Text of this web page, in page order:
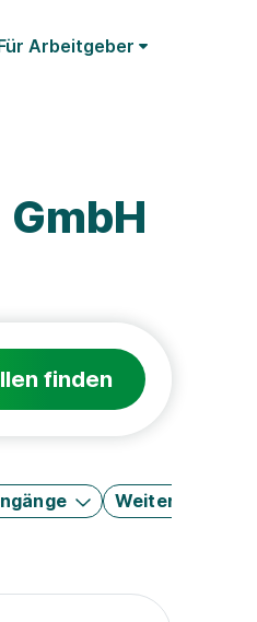
Arbeitgeber
finden
Weitere Filter